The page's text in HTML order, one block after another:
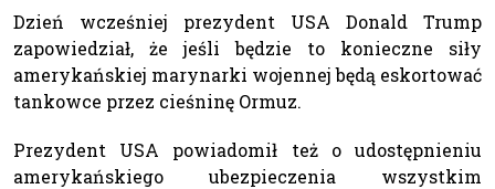
Dzień wcześniej prezydent USA Donald Trump
zapowiedział, że jeśli będzie to konieczne siły
amerykańskiej marynarki wojennej będą eskortować
tankowce przez cieśninę Ormuz.
Prezydent USA powiadomił też o udostępnieniu
amerykańskiego ubezpieczenia wszystkim